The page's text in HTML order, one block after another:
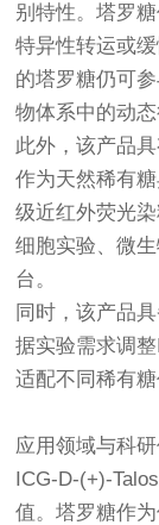
别特性。塔罗
特异性转运或
的塔罗糖仍可
物体系中的动态
此外，该产品
作为天然稀有
级近红外荧光
细胞实验、微
台。
同时，该产品
据实验需求调
适配不同稀有
应用领域与科
ICG-D-(+)-
值。塔罗糖作